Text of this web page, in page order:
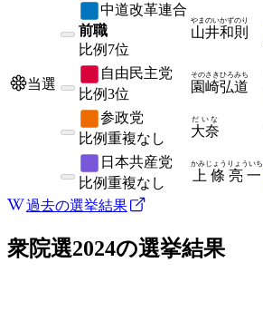
中道改革連合
前職
比例 7位
山井
やまのい
和則
かずのり
当選
自由民主党
比例3位 園崎
そのさき
弘道
ひろみち
参政党
比例重複なし 大奈
だいな
日本共産党
比例重複なし 上條
かみじょう
亮一
りょういち
過去の選挙結果
衆院選2024の選挙結果